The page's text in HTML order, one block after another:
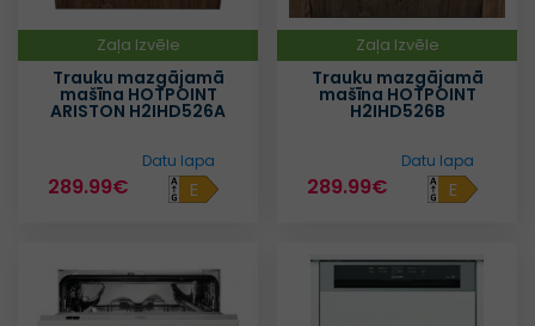
Zaļa Izvēle
Trauku mazgājamā
mašīna HOTPOINT
ARISTON H2IHD526A
289.99€ E
Datu lapa
Zaļa Izvēle
Trauku mazgājamā
mašīna HOTPOINT
H2IHD526B
289.99€ E
Datu lapa